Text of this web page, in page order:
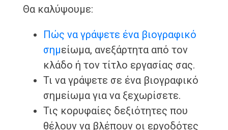
Θα καλύψουμε:
Πώς να γράψετε ένα βιογραφικό
σημείωμα, ανεξάρτητα από τον
κλάδο ή τον τίτλο εργασίας σας.
Τι να γράψετε σε ένα βιογραφικό
σημείωμα για να ξεχωρίσετε.
Τις κορυφαίες δεξιότητες που
θέλουν να βλέπουν οι εργοδότες